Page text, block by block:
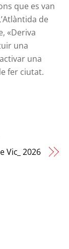
que es van
de
«Deriva
una
una
fer ciutat.
Vic_ 2026